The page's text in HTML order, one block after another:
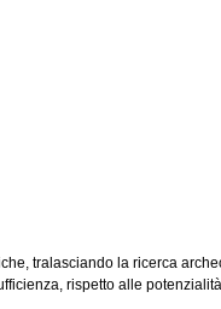
tralasciando la ricerca
rispetto alle